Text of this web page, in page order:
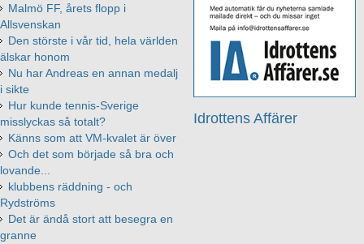
Idrottens Affärer
Malmö FF, årets flopp i
Allsvenskan
Den störste i vår tid, hela världen
älskar honom
Nu har Andreas en annan medalj
i sikte
Hur kunde tennis-Sverige
misslyckas så totalt?
Känns som att VM-kvalet är över
Och det som började så bra och
lovande...
klubbens räddning - och
Rydströms
Det är ändå stort att besegra en
granne